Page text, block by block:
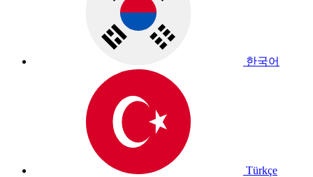
한국어
Türkçe